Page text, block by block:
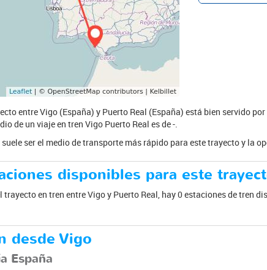
entre Vigo (España) y Puerto Real (España) está bien servido
de un viaje en tren Vigo Puerto Real es de -.
suele ser el medio de transporte más rápido para este trayecto y la
disponibles para este
trayecto en tren entre Vigo y Puerto Real, hay 0 estaciones de tren
desde Vigo
España